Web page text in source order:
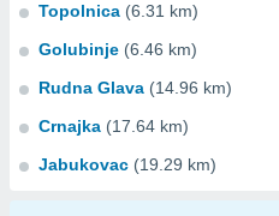
Topolnica (6.31 km)
Golubinje (6.46 km)
Rudna Glava (14.96 km)
Crnajka (17.64 km)
Jabukovac (19.29 km)